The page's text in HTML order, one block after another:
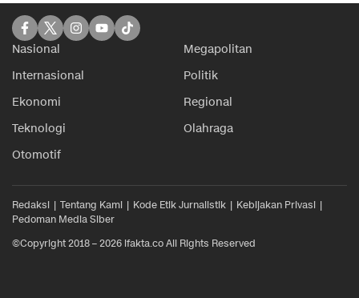
Nasional
Megapolitan
Internasional
Politik
Ekonomi
Regional
Teknologi
Olahraga
Otomotif
Redaksi Tentang Kami Kode Etik Jurnalistik
Kebijakan Privasi
Pedoman Media Siber
©Copyright 2018 – 2026 ifakta.co All Rights Reserved